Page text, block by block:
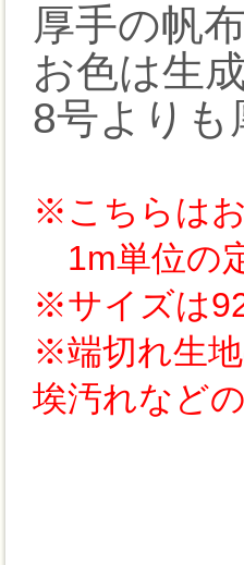
厚手の帆
お色は生
8号よりも
※こちらは
1m単位の
※サイズは
※端切れ生
埃汚れなど